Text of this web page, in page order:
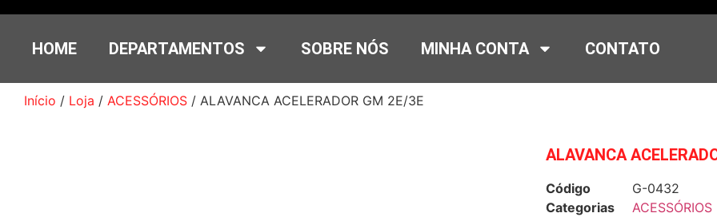
HOME DEPARTAMENTOS SOBRE NÓS MINHA CONTA CONTATO
Início / Loja / ACESSÓRIOS / ALAVANCA ACELERADOR GM 2E/3E
ALAVANCA
Código
G-0432
Categorias
ACESSÓRIOS